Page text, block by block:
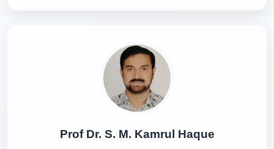
Prof Dr. S. M. Kamrul Haque